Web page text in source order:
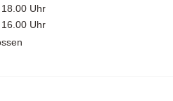
Uhr
Uhr